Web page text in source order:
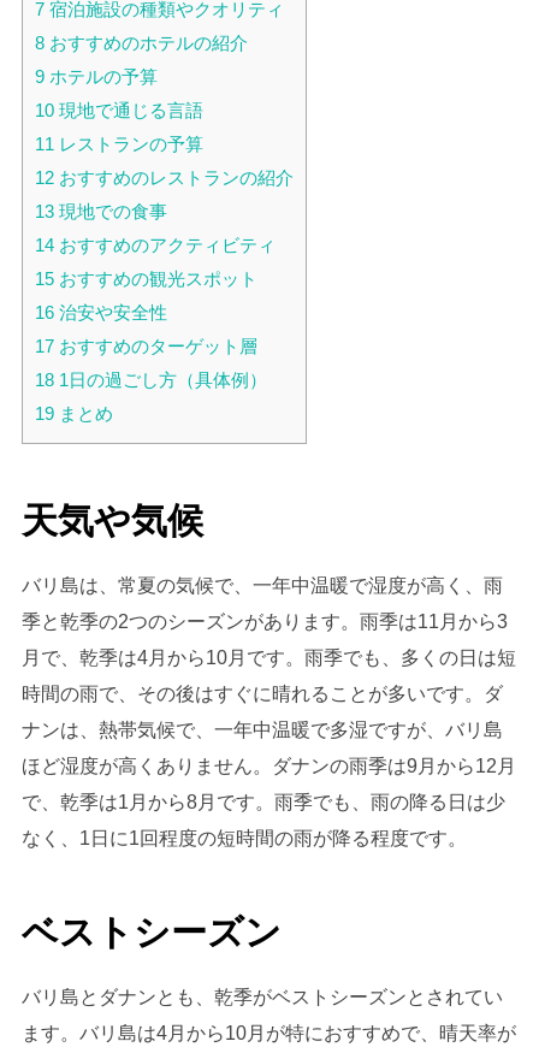
7宿泊施設の種類やクオリティ
8おすすめのホテルの紹介
9ホテルの予算
10現地で通じる言語
11 レストランの予算
12おすすめのレストランの紹介
13現地での食事
14おすすめのアクティビティ
15おすすめの観光スポット
16治安や安全性
17おすすめのターゲット層
181日の過ごし方（具体例）
19まとめ
天気や気候
バリ島は、常夏の気候で、一年中温暖で湿度が高く、雨
季と乾季の2つのシーズンがあります。雨季は11月から3
月で、乾季は4月から10月です。雨季でも、多くの日は短
時間の雨で、その後はすぐに晴れることが多いです。ダ
ナンは、熱帯気候で、一年中温暖で多湿ですが、バリ島
ほど湿度が高くありません。ダナンの雨季は9月から12月
で、乾季は1月から8月です。雨季でも、雨の降る日は少
なく、1日に1回程度の短時間の雨が降る程度です。
ベストシーズン
バリ島とダナンとも、乾季がベストシーズンとされてい
ます。バリ島は4月から10月が特におすすめで、晴天率が